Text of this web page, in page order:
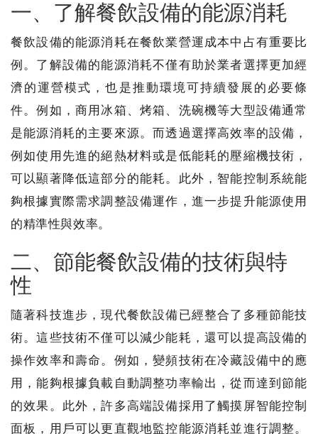
一、了解餐飲設備的能源消耗
餐飲設備的能源消耗在餐飲業營運成本中占有重要比
例。了解設備的能源消耗不僅有助於業者選擇更加經
濟的運營模式，也是推動環境可持續發展的必要條
件。例如，商用冰箱、烤箱、洗碗機等大型設備通常
是能源消耗的主要來源。而透過選擇高效率的設備，
例如使用先進的絕熱材料或是低能耗的壓縮機技術，
可以顯著降低這部分的能耗。此外，智能控制系統能
夠根據實際需求調整設備運作，進一步提升能源使用
的精準性與效率。
二、節能餐飲設備的技術與特
性
隨著科技進步，現代餐飲設備已經整合了多種節能技
術。這些技術不僅可以減少能耗，還可以提高設備的
操作效率和壽命。例如，變頻技術在冷藏設備中的應
用，能夠根據負載自動調整功率輸出，從而達到節能
的效果。此外，許多高端設備採用了觸摸屏智能控制
面板，用戶可以更直觀地監控能源消耗並進行調整。